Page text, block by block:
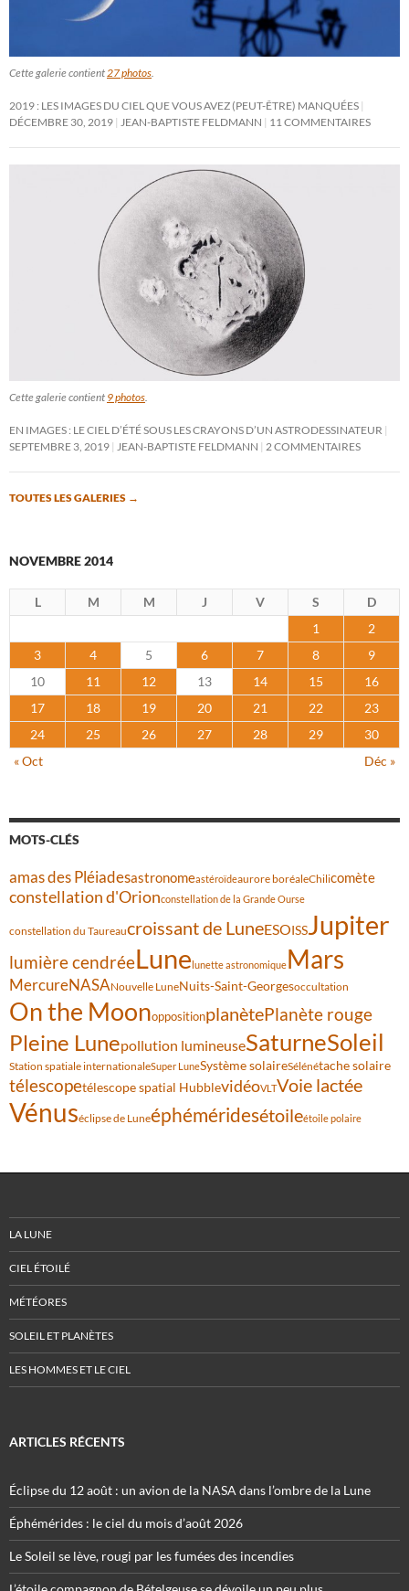
Cette galerie contient 27 photos
2019 : LES IMAGES DU CIEL QUE VOUS AVEZ (PEUT-ÊTRE) MANQUÉES
DÉCEMBRE 30, 2019
JEAN-BAPTISTE FELDMANN 11 COMMENTAIRES
Cette galerie contient 9 photos
EN IMAGES : LE CIEL D’ÉTÉ SOUS LES CRAYONS D’UN ASTRODESSINATEUR
SEPTEMBRE 3, 2019
JEAN-BAPTISTE FELDMANN 2 COMMENTAIRES
TOUTES LES GALERIES →
NOVEMBRE 2014
L M M J V S
D
1
2
3
4 5 6 7 8
9
10
11 12 13 14 15
16
17
18 19 20 21 22
23
24
25 26 27 28 29
30
« Oct
Déc »
MOTS-CLÉS
amas des Pléiadesastronomeastéroïdeaurore boréaleChilicomète
constellation d'Orionconstellation de la Grande Ourse
constellation du Taureaucroissant de LuneESOISSJupiter
lumière cendréeLunelunette astronomiqueMars
MercureNASANouvelle LuneNuits-Saint-Georgesoccultation
On the MoonoppositionplanètePlanète rouge
Pleine Lunepollution lumineuseSaturneSoleil
Station spatiale internationaleSuper LuneSystème solaireSélénétache solaire
télescopetélescope spatial HubblevidéoVLTVoie lactée
Vénuséclipse de Luneéphéméridesétoileétoile polaire
LA LUNE
CIEL ÉTOILÉ
MÉTÉORES
SOLEIL ET PLANÈTES
LES HOMMES ET LE CIEL
ARTICLES RÉCENTS
Éclipse du 12 août : un avion de la NASA dans l’ombre de la Lune
Éphémérides : le ciel du mois d’août 2026
Le Soleil se lève, rougi par les fumées des incendies